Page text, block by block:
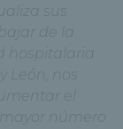
sus
de la
hospitalaria
nos
el
número